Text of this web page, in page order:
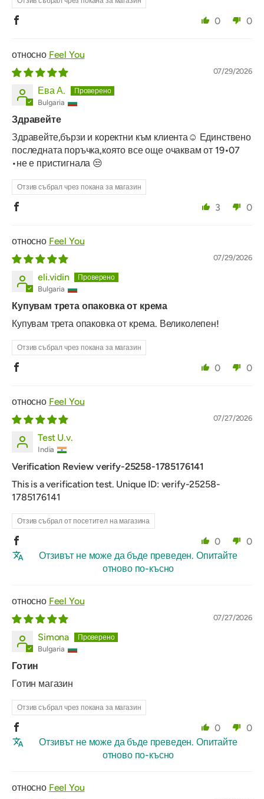
0 0
Feel You
07/29/2026
Ева А.
Bulgaria
Здравейте
Здравейте,бързи и коректни към клиента☺️ Единствено
последната поръчка,която все още очаквам от 19•07
•не е пристигнала 😒
Отзив събрал чрез покана за магазин
3 0
Feel You
07/29/2026
eli.vidin
Bulgaria
Купувам трета опаковка от крема
Купувам трета опаковка от крема. Великолепен!
Отзив събрал чрез покана за магазин
0 0
Feel You
07/27/2026
Test U.v.
India
Verification Review verify-25258-1785176141
This is a verification test. Unique ID: verify-25258-
1785176141
Отзив събрал от посетител на магазина
0
0
Отзивът не може да бъде преведен. Опитайте
отново по-късно
Feel You
07/27/2026
Simona
Bulgaria
Готин
Готин магазин
Отзив събрал чрез покана за магазин
0
0
Отзивът не може да бъде преведен. Опитайте
отново по-късно
Feel You